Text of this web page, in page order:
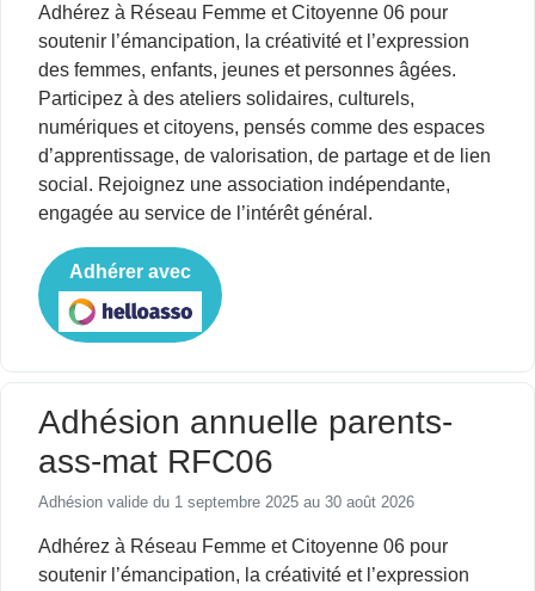
Adhérez à Réseau Femme et Citoyenne 06 pour
soutenir l’émancipation, la créativité et l’expression
des femmes, enfants, jeunes et personnes âgées.
Participez à des ateliers solidaires, culturels,
numériques et citoyens, pensés comme des espaces
d’apprentissage, de valorisation, de partage et de lien
social. Rejoignez une association indépendante,
engagée au service de l’intérêt général.
Adhérer avec
Adhésion annuelle parents-
ass-mat RFC06
Adhésion valide du 1 septembre 2025 au 30 août 2026
Adhérez à Réseau Femme et Citoyenne 06 pour
soutenir l’émancipation, la créativité et l’expression